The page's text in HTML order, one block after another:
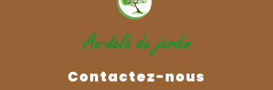
Contactez-nous